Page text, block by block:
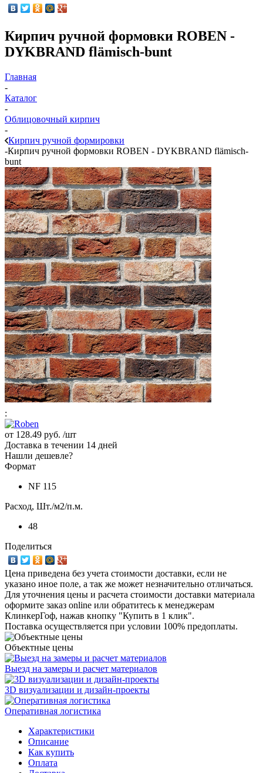
Кирпич ручной формовки ROBEN -
DYKBRAND flämisch-bunt
Главная
-
Каталог
-
Облицовочный кирпич
-
Кирпич ручной формировки
-Кирпич ручной формовки ROBEN - DYKBRAND flämisch-
bunt
:
от 128.49 руб. /шт
Доставка в течении 14 дней
Нашли дешевле?
Формат
NF 115
Расход, Шт./м2/п.м.
48
Поделиться
Цена приведена без учета стоимости доставки, если не
указано иное поле, а так же может незначительно отличаться.
Для уточнения цены и расчета стоимости доставки материала
оформите заказ online или обратитесь к менеджерам
КлинкерГоф, нажав кнопку "Купить в 1 клик".
Поставка осуществляется при условии 100% предоплаты.
Объектные цены
Выезд на замеры и расчет материалов
3D визуализации и дизайн-проекты
Оперативная логистика
Характеристики
Описание
Как купить
Оплата